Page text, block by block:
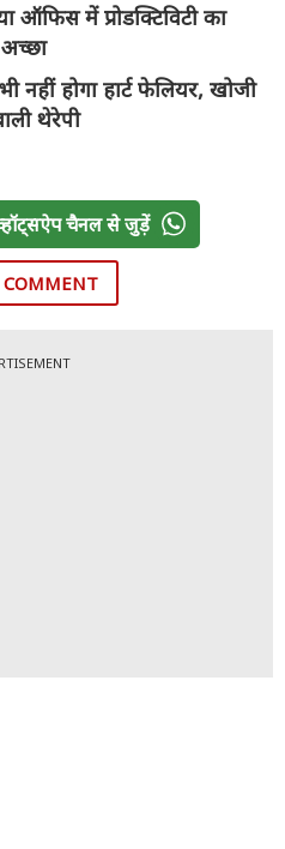
ऑफिस में प्रोडक्टिविटी का
नहीं होगा हार्ट फेलियर, खोजी
थेरेपी
चैनल से जुड़ें
COMMENT